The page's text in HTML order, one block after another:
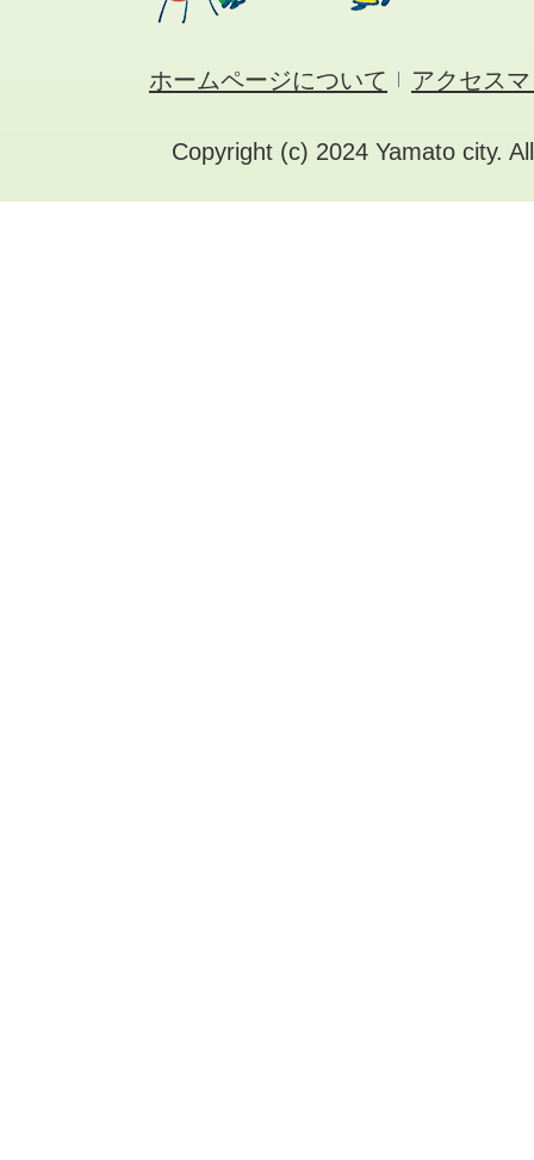
ホームページについて アクセス
Copyright (c) 2024 Yamato city.